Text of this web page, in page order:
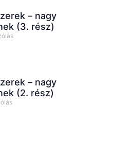
– nagy
(3. rész)
– nagy
(2. rész)